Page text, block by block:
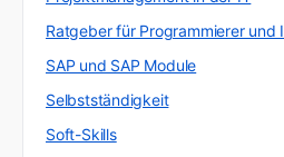
Ratgeber für Programmierer und
SAP und SAP Module
Selbstständigkeit
Soft-Skills